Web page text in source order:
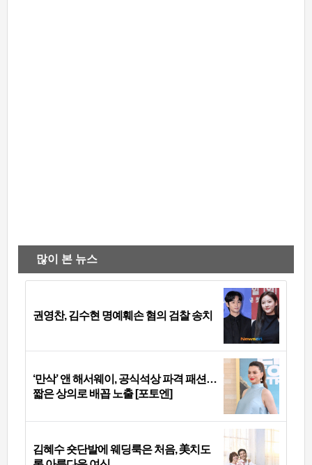
많이 본 뉴스
권영찬, 김수현 명예훼손 혐의 검찰 송치
‘만삭’ 앤 해서웨이, 공식석상 파격 패션…
짧은 상의로 배꼽 노출 [포토엔]
김혜수 숏단발에 웨딩룩은 처음, 美치도